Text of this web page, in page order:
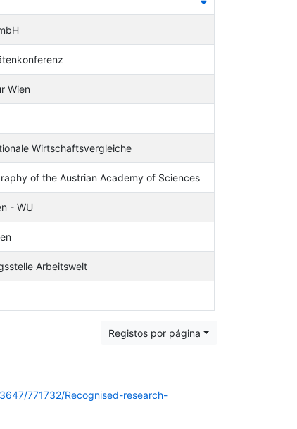
Wien
Wirtschaftsvergleiche
of the Austrian Academy of Sciences
- WU
Arbeitswelt
Registos por página
771732/Recognised-research-